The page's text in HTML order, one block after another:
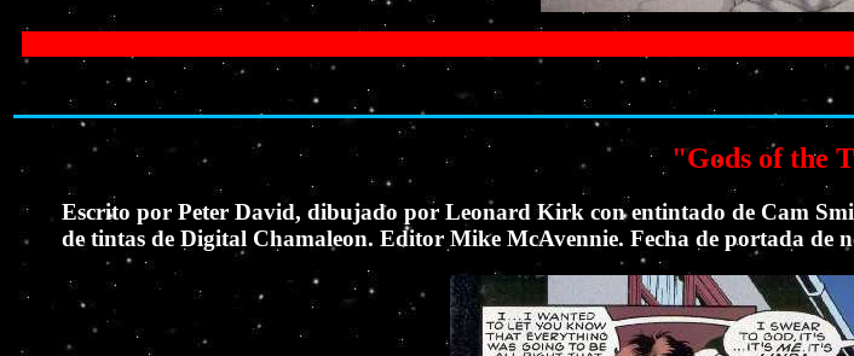
"Gods of the
Escrito por Peter David, dibujado por Leonard Kirk con entintado de Cam
de tintas de Digital Chamaleon. Editor Mike McAvennie. Fecha de portada de